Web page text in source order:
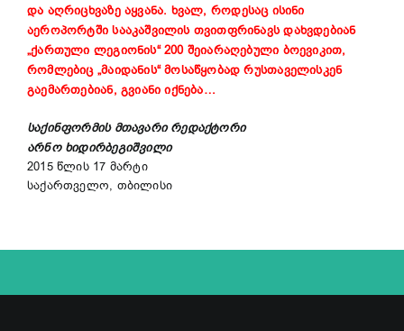
და აღრიცხვაზე აყვანა. ხვალ, როდესაც ისინი
აეროპორტში სააკაშვილის თვითფრინავს დახვდებიან
„ქართული ლეგიონის“ 200 შეიარაღებული ბოევიკით,
რომლებიც „მაიდანის“ მოსაწყობად რუსთაველისკენ
გაემართებიან, გვიანი იქნება…
საქინფორმის მთავარი რედაქტორი
არნო ხიდირბეგიშვილი
2015 წლის 17 მარტი
საქართველო, თბილისი